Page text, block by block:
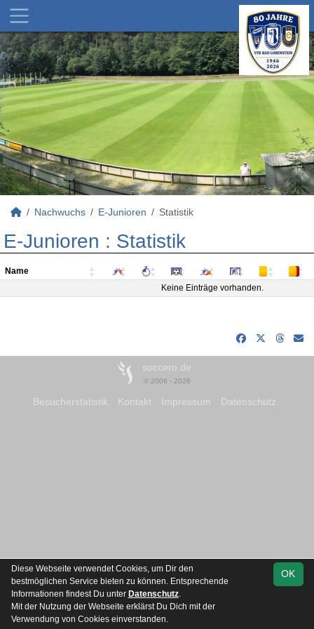
Nachwuchs E-Junioren Statistik
Team
Kreisliga Staffel
D Hinrunde
Spielplan
E-Junioren : Statistik
Name
Keine Einträge vorhanden.
soccero.de
© 2006 - 2026
Besucherstatistik Kontakt Impressum Datenschutz
OK
Diese Webseite verwendet Cookies, um Dir den
bestmöglichen Service bieten zu können. Entsprechende
Informationen findest Du unter Datenschutz.
Mit der Nutzung der Webseite erklärst Du Dich mit der
Verwendung von Cookies einverstanden.